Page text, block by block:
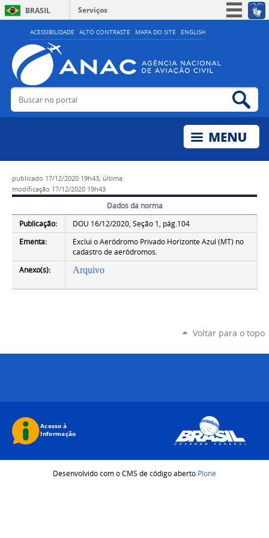
ACESSIBILIDADE ALTO CONTRASTE MAPA DO SITE ENGLISH
BRASIL
Serviços
Simplifique!
Acesso à informação
Legislação
Buscar no portal
publicado 17/12/2020 19h43, última
modificação 17/12/2020 19h43
Dados da norma
Publicação:
DOU 16/12/2020, Seção 1, pág.104
Ementa:
Exclui o Aeródromo Privado Horizonte Azul (MT) no
cadastro de aeródromos.
Anexo(s):
Arquivo
Voltar para o topo
Desenvolvido com o CMS de código aberto Plone